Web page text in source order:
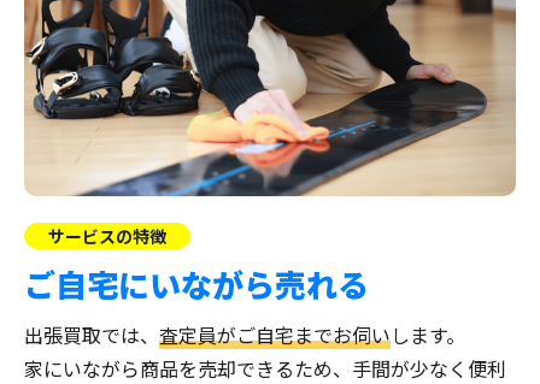
サービスの特徴
ご自宅にいながら売れる
出張買取では、 査定員がご自宅までお伺いします。
家にいながら商品を売却できるため、手間が少なく便利